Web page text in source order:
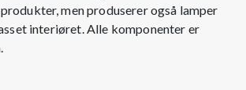
men produserer også lamper
interiøret. Alle komponenter er